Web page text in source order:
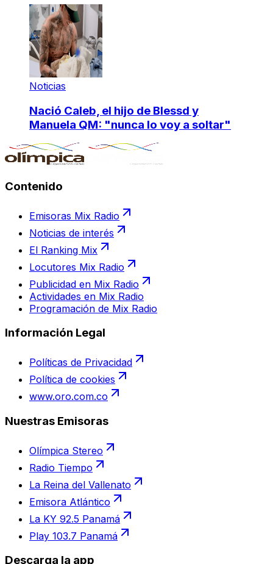
Noticias
Nació Caleb, el hijo de Blessd y
Manuela QM: "nunca lo voy a soltar"
Contenido
Emisoras Mix Radio
Noticias de interés
El Ranking Mix
Locutores Mix Radio
Publicidad en Mix Radio
Actividades en Mix Radio
Programación de Mix Radio
Información Legal
Políticas de Privacidad
Política de cookies
www.oro.com.co
Nuestras Emisoras
Olímpica Stereo
Radio Tiempo
La Reina del Vallenato
Emisora Atlántico
La KY 92.5 Panamá
Play 103.7 Panamá
Descarga la app